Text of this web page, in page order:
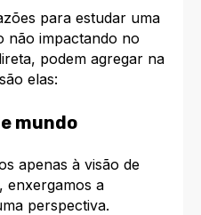
para estudar uma
não impactando no
podem agregar na
elas:
mundo
apenas à visão de
enxergamos a
perspectiva.